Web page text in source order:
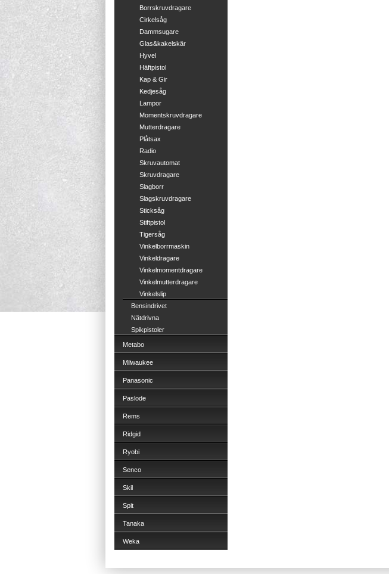
Borrskruvdragare
Cirkelsåg
Dammsugare
Glas&kakelskär
Hyvel
Häftpistol
Kap & Gir
Kedjesåg
Lampor
Momentskruvdragare
Mutterdragare
Plåtsax
Radio
Skruvautomat
Skruvdragare
Slagborr
Slagskruvdragare
Sticksåg
Stiftpistol
Tigersåg
Vinkelborrmaskin
Vinkeldragare
Vinkelmomentdragare
Vinkelmutterdragare
Vinkelslip
Bensindrivet
Nätdrivna
Spikpistoler
Metabo
Milwaukee
Panasonic
Paslode
Rems
Ridgid
Ryobi
Senco
Skil
Spit
Tanaka
Weka